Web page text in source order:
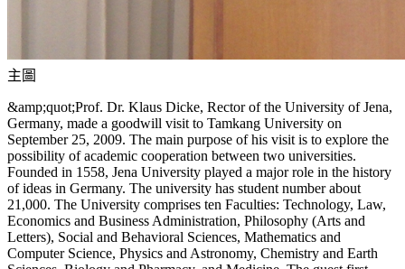
主圖
&amp;quot;Prof. Dr. Klaus Dicke, Rector of the University of Jena,
Germany, made a goodwill visit to Tamkang University on
September 25, 2009. The main purpose of his visit is to explore the
possibility of academic cooperation between two universities.
Founded in 1558, Jena University played a major role in the history
of ideas in Germany. The university has student number about
21,000. The University comprises ten Faculties: Technology, Law,
Economics and Business Administration, Philosophy (Arts and
Letters), Social and Behavioral Sciences, Mathematics and
Computer Science, Physics and Astronomy, Chemistry and Earth